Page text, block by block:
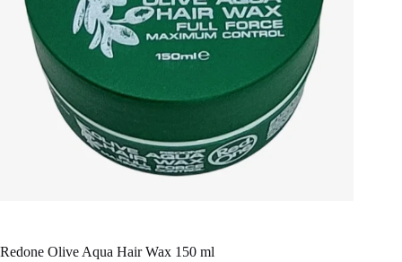
Redone Olive Aqua Hair Wax 150 ml